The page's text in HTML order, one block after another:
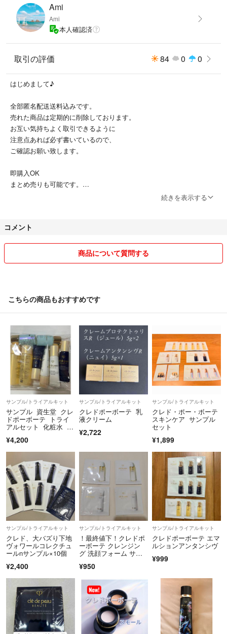
Ami
Ami
本人確認済
取引の評価 84 0 0
はじめまして♪
全部匿名配送送料込みです。
売れた商品は定期的に削除しております。
お互い気持ちよく取引できるように
注意点あれば必ず書いているので、
ご確認お願い致します。
即購入OK
まとめ売りも可能です。
その場合は送料分をお値引きさせていただきます！
くお願いいたします！٩(❛ᴗ❛)۶
続きを表示する
コメント
商品について質問する
こちらの商品もおすすめです
サンプル/トライアルキット
サンプル 資生堂 クレ
ドポーボーテ トライ
アルセット 化粧水 乳
¥4,200
サンプル/トライアルキット
クレドポーボーテ 乳
液クリーム
¥2,722
サンプル/トライアルキット
クレド・ポー・ボーテ
スキンケア サンプル
セット
¥1,899
サンプル/トライアルキット
クレド、大バズり下地
ヴォワールコレクチュ
ールnサンプル×10個
¥2,400
サンプル/トライアルキット
！最終値下！クレドポ
ーボーテ クレンジン
グ 洗顔フォーム サン
¥950
サンプル/トライアルキット
クレドポーボーテ エマ
ルションアンタンシヴ
¥999